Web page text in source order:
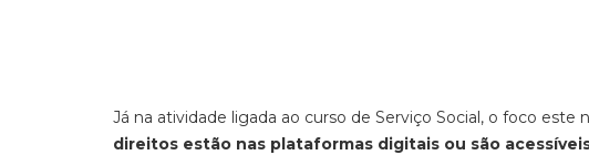
Já na atividade ligada ao curso de Serviço Social, o foco este
direitos estão nas plataformas digitais ou são